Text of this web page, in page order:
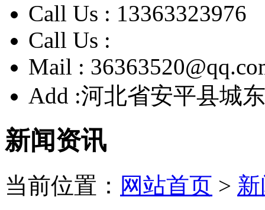
Call Us : 13363323976
Call Us :
Mail :
Add :河北省安平县城
新闻资讯
当前位置： 网站首页 >